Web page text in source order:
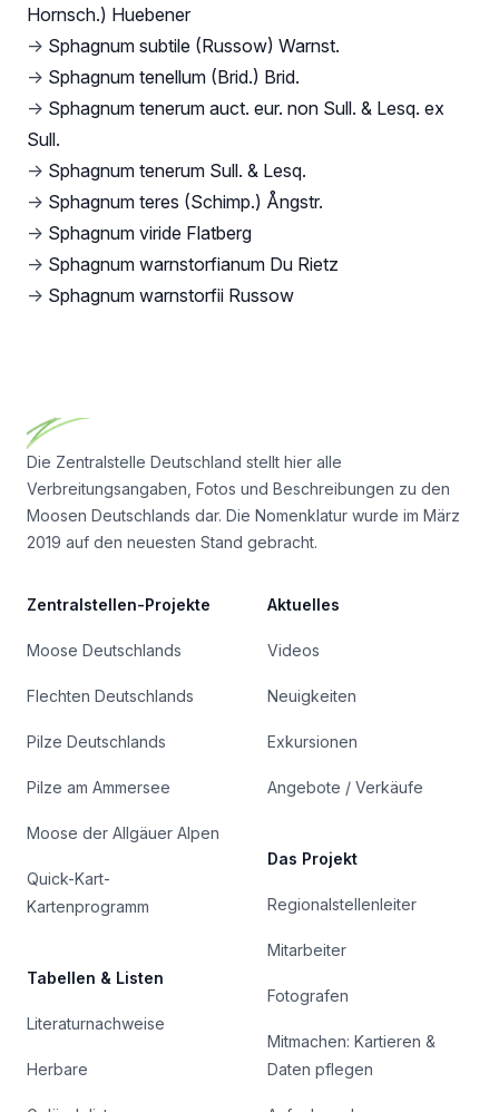
Hornsch.) Huebener
→ Sphagnum subtile (Russow) Warnst.
→ Sphagnum tenellum (Brid.) Brid.
→ Sphagnum tenerum auct. eur. non Sull. & Lesq. ex
Sull.
→ Sphagnum tenerum Sull. & Lesq.
→ Sphagnum teres (Schimp.) Ångstr.
→ Sphagnum viride Flatberg
→ Sphagnum warnstorfianum Du Rietz
→ Sphagnum warnstorfii Russow
Die Zentralstelle Deutschland stellt hier alle
Verbreitungsangaben, Fotos und Beschreibungen zu den
Moosen Deutschlands dar. Die Nomenklatur wurde im März
2019 auf den neuesten Stand gebracht.
Zentralstellen-Projekte
Moose Deutschlands
Flechten Deutschlands
Pilze Deutschlands
Pilze am Ammersee
Moose der Allgäuer Alpen
Quick-Kart-
Kartenprogramm
Tabellen & Listen
Literaturnachweise
Herbare
Aktuelles
Videos
Neuigkeiten
Exkursionen
Angebote / Verkäufe
Das Projekt
Regionalstellenleiter
Mitarbeiter
Fotografen
Mitmachen: Kartieren &
Daten pflegen